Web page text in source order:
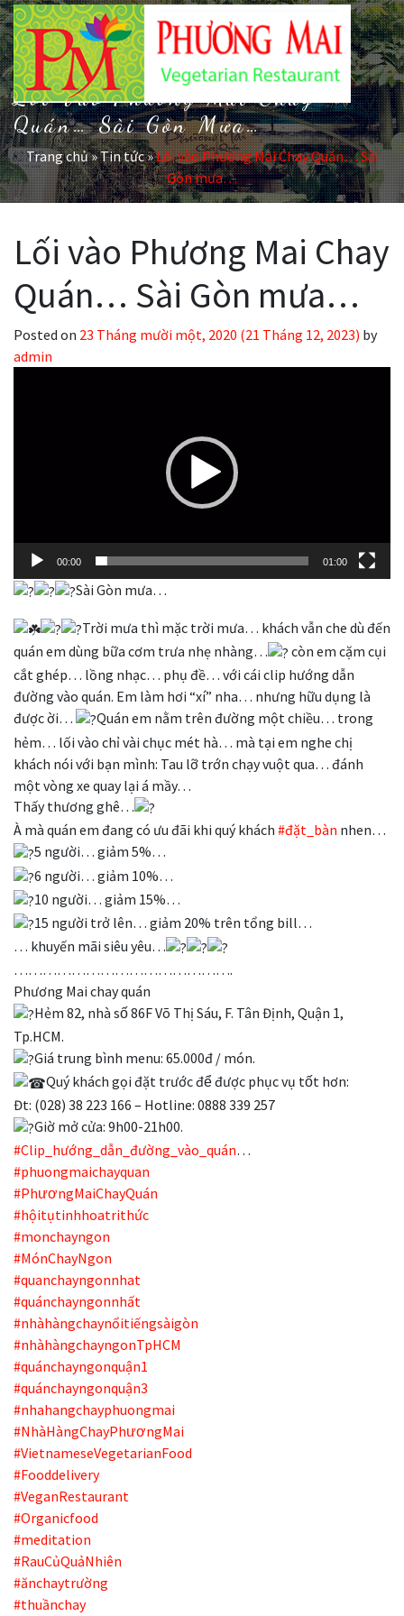
Lối Vào Phương Mai Chay
Quán… Sài Gòn Mưa…
Trang chủ»Tin tức»Lối vào Phương Mai Chay Quán… Sài
Gòn mưa…
Lối vào Phương Mai Chay
Quán… Sài Gòn mưa…
Posted on 23 Tháng mười một, 2020 (21 Tháng 12, 2023) by
admin
00:00 01:00
Sài Gòn mưa…
Trời mưa thì mặc trời mưa… khách vẫn che dù đến
quán em dùng bữa cơm trưa nhẹ nhàng…
còn em cặm cụi
cắt ghép… lồng nhạc… phụ đề… với cái clip hướng dẫn
đường vào quán. Em làm hơi “xí” nha… nhưng hữu dụng là
được ời…
Quán em nằm trên đường một chiều… trong
hẻm… lối vào chỉ vài chục mét hà… mà tại em nghe chị
khách nói với bạn mình: Tau lỡ trớn chạy vuột qua… đánh
một vòng xe quay lại á mầy…
Thấy thương ghê…
À mà quán em đang có ưu đãi khi quý khách #đặt_bàn nhen…
5 người… giảm 5%…
6 người… giảm 10%…
10 người… giảm 15%…
15 người trở lên… giảm 20% trên tổng bill…
… khuyến mãi siêu yêu…
……………………………………….
Phương Mai chay quán
Hẻm 82, nhà số 86F Võ Thị Sáu, F. Tân Định, Quận 1,
Tp.HCM.
Giá trung bình menu: 65.000đ / món.
Quý khách gọi đặt trước để được phục vụ tốt hơn:
Đt: (028) 38 223 166 – Hotline: 0888 339 257
Giờ mở cửa: 9h00-21h00.
#Clip_hướng_dẫn_đường_vào_quán…
#phuongmaichayquan
#PhươngMaiChayQuán
#hộitụtinhhoatrithức
#monchayngon
#MónChayNgon
#quanchayngonnhat
#quánchayngonnhất
#nhàhàngchaynổitiếngsàigòn
#nhàhàngchayngonTpHCM
#quánchayngonquận1
#quánchayngonquận3
#nhahangchayphuongmai
#NhàHàngChayPhươngMai
#VietnameseVegetarianFood
#Fooddelivery
#VeganRestaurant
#Organicfood
#meditation
#RauCủQuảNhiên
#ănchaytrường
#thuầnchay